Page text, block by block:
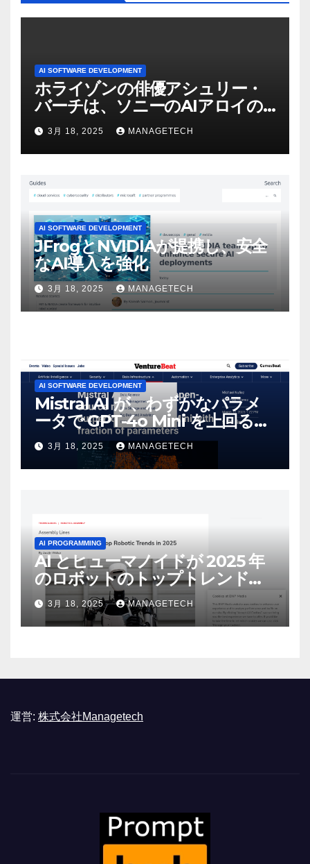
AI SOFTWARE DEVELOPMENT
ホライゾンの俳優アシュリー・
バーチは、ソニーのAIアロイの
ビデオを見て「ゲームパフォー
マンスという芸術形式に不安を
感じた」と語る – IGN
3月 18, 2025 MANAGETECH
AI SOFTWARE DEVELOPMENT
JFrogとNVIDIAが提携し、安全
なAI導入を強化
3月 18, 2025 MANAGETECH
AI SOFTWARE DEVELOPMENT
Mistral AI が、わずかなパラメ
ータで GPT-4o Mini を上回る新
しいオープンソース モデルをリ
リース | VentureBeat
3月 18, 2025 MANAGETECH
AI PROGRAMMING
AI とヒューマノイドが 2025 年
のロボットのトップトレンドに |
ASSEMBLY
3月 18, 2025 MANAGETECH
運営: 株式会社Managetech